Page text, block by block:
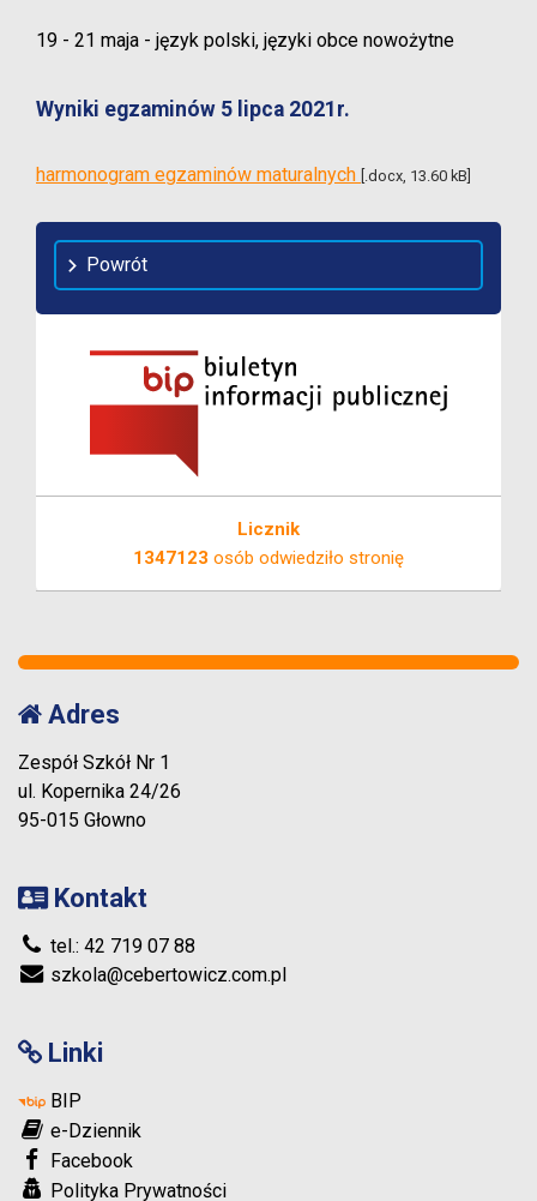
19 - 21 maja - język polski, języki obce nowożytne
Wyniki egzaminów 5 lipca 2021r.
harmonogram egzaminów maturalnych [.docx, 13.60 kB]
Powrót
Licznik
1347123 osób odwiedziło stronię
Adres
Zespół Szkół Nr 1
ul. Kopernika 24/26
95-015 Głowno
Kontakt
tel.: 42 719 07 88
szkola@cebertowicz.com.pl
Linki
BIP
e-Dziennik
Facebook
Polityka Prywatności